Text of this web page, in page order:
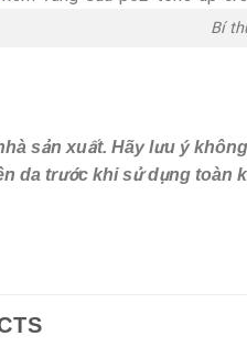
Bí
sản xuất. Hãy lưu ý
da trước khi sử dụng toàn